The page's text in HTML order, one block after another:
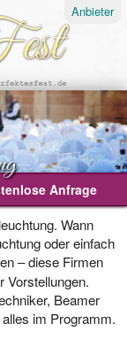
Anbieter
Anfrage
Wann
oder einfach
– diese Firmen
Vorstellungen.
Beamer
im Programm.